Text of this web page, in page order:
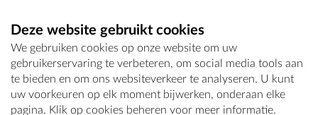
T - 09 373 75 96
E -erfgoedcel@comeet.be
Deze website gebruikt cookies
We gebruiken cookies op onze website om uw
gebruikerservaring te verbeteren, om social media tools aan
te bieden en om ons websiteverkeer te analyseren. U kunt
uw voorkeuren op elk moment bijwerken, onderaan elke
pagina. Klik op cookies beheren voor meer informatie.